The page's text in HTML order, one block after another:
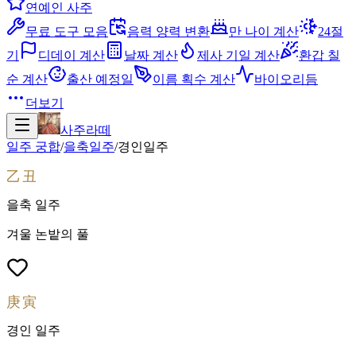
연예인 사주
무료 도구 모음
음력 양력 변환 만 나이 계산
24절
기
디데이 계산 날짜 계산 제사 기일 계산
환갑 칠
순 계산
출산 예정일 이름 획수 계산
바이오리듬
더보기
사주라떼
일주 궁합/을축일주/경인일주
乙丑
을축 일주
겨울 논밭의 풀
庚寅
경인 일주